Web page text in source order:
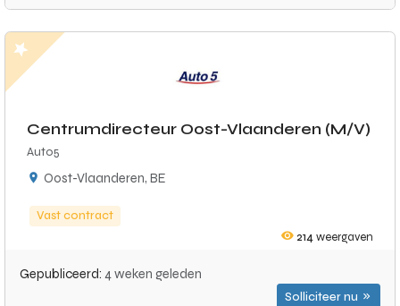
Centrumdirecteur Oost-Vlaanderen (M/V)
Auto5
Oost-Vlaanderen, BE
Vast contract
214weergaven
Gepubliceerd: 4 weken geleden
Solliciteer nu